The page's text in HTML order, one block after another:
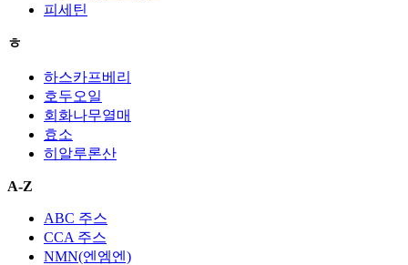
피세틴
ㅎ
하스카프베리
호두오일
회화나무열매
효소
히알루론산
A-Z
ABC 주스
CCA 주스
NMN(엔엠엔)